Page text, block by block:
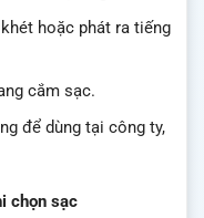
hoặc phát ra tiếng
cắm sạc.
để dùng tại công ty,
chọn sạc